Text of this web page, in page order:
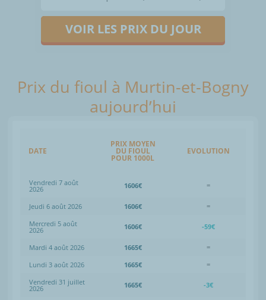
VOIR LES PRIX DU JOUR
Prix du fioul à Murtin-et-Bogny
aujourd’hui
DATE
PRIX MOYEN
DU FIOUL
POUR 1000L
EVOLUTION
Vendredi 7 août
2026 1606€ =
Jeudi 6 août 2026 1606€
=
Mercredi 5 août
2026 1606€ -59€
Mardi 4 août 2026 1665€
=
Lundi 3 août 2026
1665€
=
Vendredi 31 juillet
2026 1665€ -3€